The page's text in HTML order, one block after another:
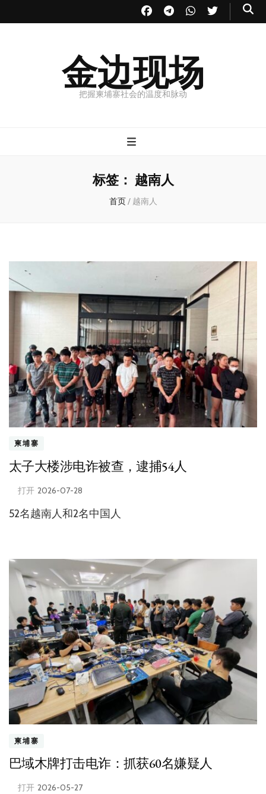
金边现场
把握柬埔寨社会的温度和脉动
标签： 越南人
首页/ 越南人
柬埔寨
太子大楼涉电诈被查，逮捕54人
打开 2026-07-28
52名越南人和2名中国人
柬埔寨
巴域木牌打击电诈：抓获60名嫌疑人
打开 2026-05-27